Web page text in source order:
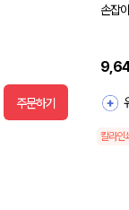
주문하기
손잡
칼라인